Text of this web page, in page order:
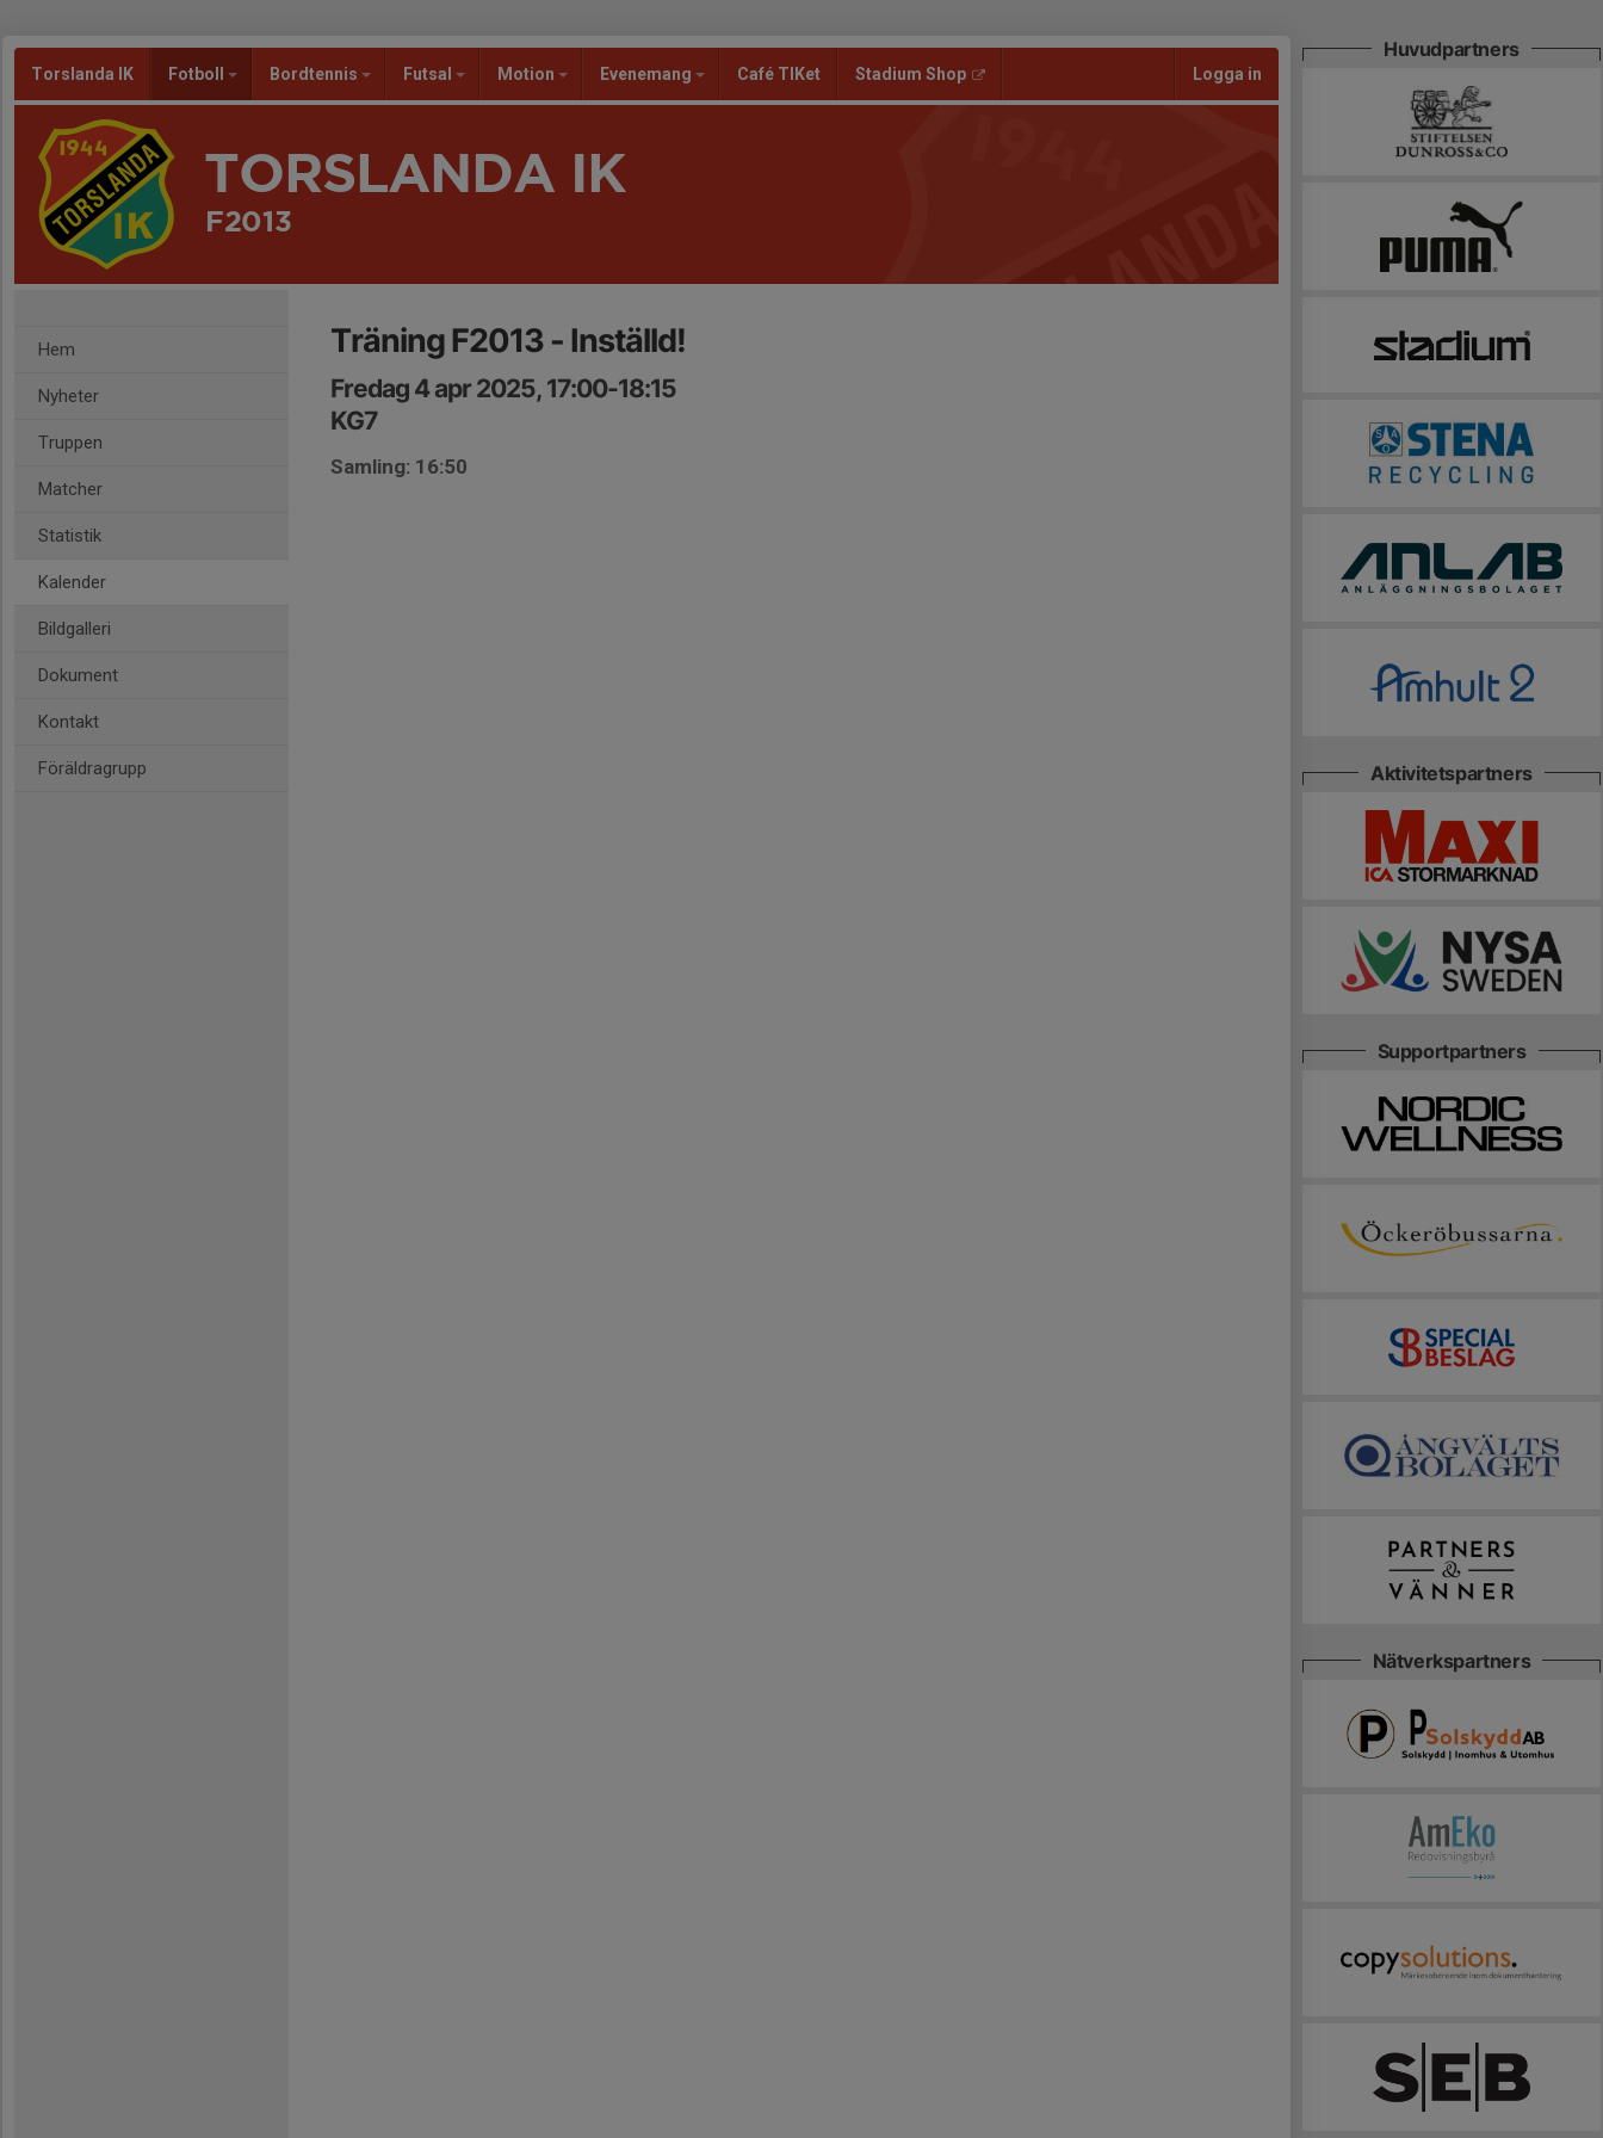
Torslanda IK Fotboll Bordtennis Futsal Motion Evenemang Café TIKet Stadium Shop Logga in
TORSLANDA IK
F2013
Hem
Nyheter
Truppen
Matcher
Statistik
Kalender
Bildgalleri
Dokument
Kontakt
Föräldragrupp
Träning F2013 - Inställd!
Fredag 4 apr 2025, 17:00-18:15
KG7
Samling: 16:50
Huvudpartners
Aktivitetspartners
Supportpartners
Nätverkspartners